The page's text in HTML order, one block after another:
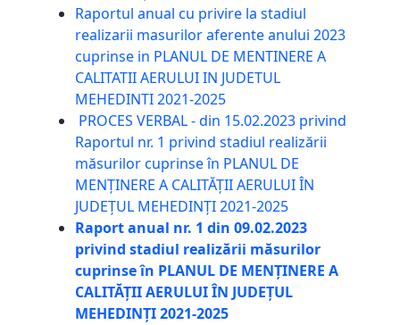
Raportul anual cu privire la stadiul
realizarii masurilor aferente anului 2023
cuprinse in PLANUL DE MENTINERE A
CALITATII AERULUI IN JUDETUL
MEHEDINTI 2021-2025
PROCES VERBAL - din 15.02.2023 privind
Raportul nr. 1 privind stadiul realizării
măsurilor cuprinse în PLANUL DE
MENȚINERE A CALITĂȚII AERULUI ÎN
JUDEȚUL MEHEDINȚI 2021-2025
Raport anual nr. 1 din 09.02.2023
privind stadiul realizării măsurilor
cuprinse în PLANUL DE MENȚINERE A
CALITĂȚII AERULUI ÎN JUDEȚUL
MEHEDINȚI 2021-2025